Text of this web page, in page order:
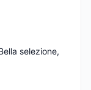
selezione,